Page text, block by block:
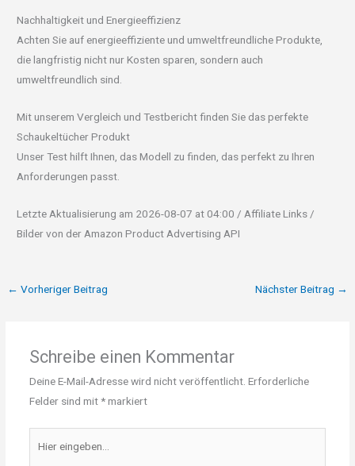
Nachhaltigkeit und Energieeffizienz
Achten Sie auf energieeffiziente und umweltfreundliche Produkte,
die langfristig nicht nur Kosten sparen, sondern auch
umweltfreundlich sind.
Mit unserem Vergleich und Testbericht finden Sie das perfekte
Schaukeltücher Produkt
Unser Test hilft Ihnen, das Modell zu finden, das perfekt zu Ihren
Anforderungen passt.
Letzte Aktualisierung am 2026-08-07 at 04:00 / Affiliate Links /
Bilder von der Amazon Product Advertising API
← Vorheriger Beitrag Nächster Beitrag →
Schreibe einen Kommentar
Deine E-Mail-Adresse wird nicht veröffentlicht. Erforderliche
Felder sind mit*markiert
eingeben…